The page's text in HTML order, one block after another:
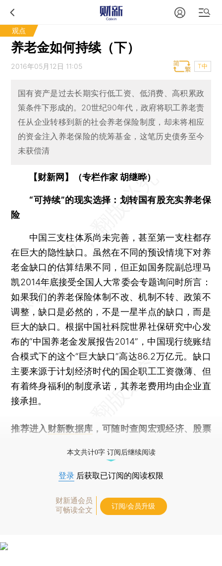
观点
养老金如何持续（下）
2016年05月12日 11:05 T中
国有资产是过去长期实行低工资、低消费、高积累政
策条件下形成的。20世纪90年代，政府将职工养老责
任从企业转移到新的社会养老保险制度，却未将相应
的资金注入养老保险的统筹基金，这笔历史债务至今
未获偿清
【财新网】（专栏作家 胡继晔）
“可持续”的现实选择：划转国有股充实养老保
险
中国三支柱体系尚未完善，甚至第一支柱都存
在巨大的隐性缺口。虽然在不同的预设情境下对养
老金缺口的估算结果不同，但正如国务院副总理马
凯2014年底接受全国人大常委会专题询问时所言：
如果我们的养老保险体制不改、机制不转、政策不
调整，缺口是必然的，不是一星半点的缺口，而是
巨大的缺口。根据中国社科院世界社保研究中心发
布的“中国养老金发展报告2014”，中国现行统账结
合模式下的这个“巨大缺口”高达86.2万亿元。缺口
主要来源于计划经济时代的国企职工工资微薄、但
有着终身福利的制度承诺，其养老费用均由企业直
接承担。
推荐进入 财新数据库 ，可随时查阅宏观经济、股票
本文共计0字 订阅后继续阅读
登录 后获取已订阅的阅读权限
财新通会员
可畅读全文
订阅/会员升级